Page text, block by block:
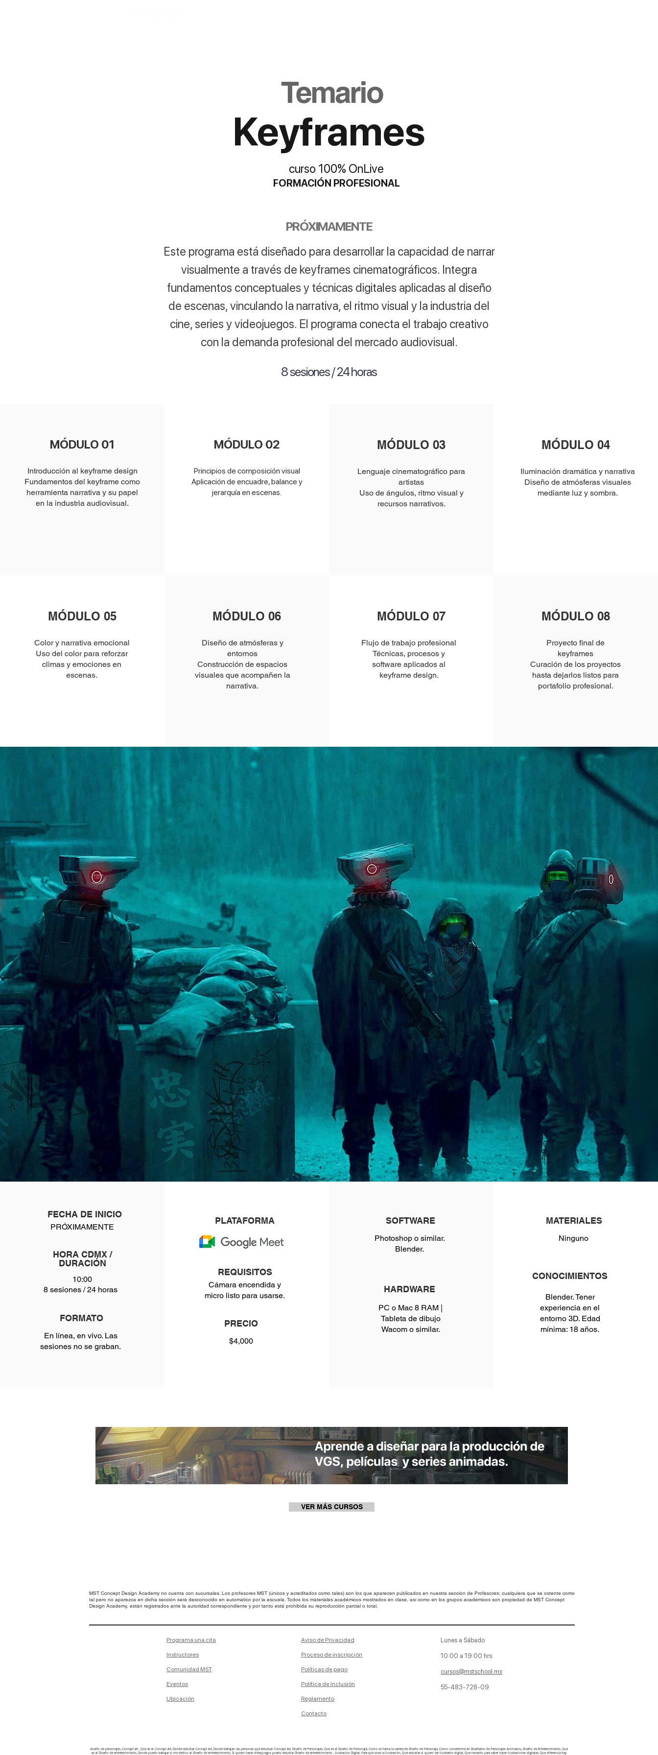
Temario
Keyframes
curso 100% OnLive
FORMACIÓN PROFESIONAL
PRÓXIMAMENTE
Este programa está diseñado para desarrollar la capacidad de narrar
visualmente a través de keyframes cinematográficos. Integra
fundamentos conceptuales y técnicas digitales aplicadas al diseño
de escenas, vinculando la narrativa, el ritmo visual y la industria del
cine, series y videojuegos. El programa conecta el trabajo creativo
con la demanda profesional del mercado audiovisual.
8 sesiones / 24 horas
MÓDULO 01
Introducción al keyframe design
Fundamentos del keyframe como
herramienta narrativa y su papel
en la industria audiovisual.
MÓDULO 02
Principios de composición visual
Aplicación de encuadre, balance y
jerarquía en escenas.
MÓDULO 03
Lenguaje cinematográfico para
artistas
Uso de ángulos, ritmo visual y
recursos narrativos.
MÓDULO 04
Iluminación dramática y narrativa
Diseño de atmósferas visuales
mediante luz y sombra.
MÓDULO 05
Color y narrativa emocional
Uso del color para reforzar
climas y emociones en
escenas.
MÓDULO 06
Diseño de atmósferas y
entornos
Construcción de espacios
visuales que acompañen la
narrativa.
MÓDULO 07
Flujo de trabajo profesional
Técnicas, procesos y
software aplicados al
keyframe design.
MÓDULO 08
Proyecto final de
keyframes
Curación de los proyectos
hasta dejarlos listos para
portafolio profesional.
FECHA DE INICIO
PRÓXIMAMENTE
HORA CDMX /
DURACIÓN
10:00
8 sesiones / 24 horas
FORMATO
En línea, en vivo. Las
sesiones no se graban.
PLATAFORMA
REQUISITOS
Cámara encendida y
micro listo para usarse.
PRECIO
$4,000
SOFTWARE
Photoshop o similar.
Blender.
HARDWARE
PC o Mac 8 RAM |
Tableta de dibujo
Wacom o similar.
MATERIALES
Ninguno
CONOCIMIENTOS
Blender. Tener
experiencia en el
entorno 3D. Edad
mínima: 18 años.
VER MÁS CURSOS
MST Concept Design Academy no cuenta con sucursales. Los profesores MST (únicos y acreditados como tales) son los que aparecen publicados en nuestra sección de Profesores; cualquiera que se ostente como
tal pero no aparezca en dicha sección será desconocido en automático por la escuela. Todos los materiales académicos mostrados en clase, así como en los grupos académicos son propiedad de MST Concept
Design Academy, están registrados ante la autoridad correspondiente y por tanto está prohibida su reproducción parcial o total.
Programa una cita
Instructores
Comunidad MST
Eventos
Ubicación
Aviso de Privacidad
Proceso de inscripción
Políticas de pago
Política de Inclusión
Reglamento
Contacto
Lunes a Sábado
10:00 a 19:00 hrs.
cursos@mstschool.mx
55-483-728-09
diseño de personajes, Concept art , Que es el Concept Art, Donde estudiar Concept Art, Donde trabajan las personas que estudian Concept Art, Diseño de Personajes, Que es el Diseño de Personaje, Como se llama la carrera de Diseño de Personaje, Como convertirme en Diseñador de Personajes Animados, Diseño de Entretenimiento, Que
es el Diseño de entretenimiento, Donde puedo trabajar si me dedico al Diseño de entretenimiento, Si quiero hacer videojuegos puedo estudiar Diseño de entretenimiento , Ilustración Digital, Para qué sirve la ilustración, Qué estudiar si quiero ser ilustrador digital, Qué necesito para saber hacer ilustraciones digitales, Que diferencia hay